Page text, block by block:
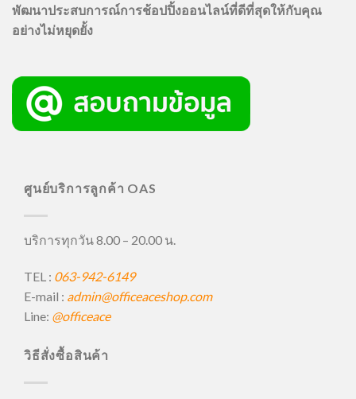
พัฒนาประสบการณ์การช้อปปิ้งออนไลน์ที่ดีที่สุดให้กับคุณ
อย่างไม่หยุดยั้ง
ศูนย์บริการลูกค้า OAS
บริการทุกวัน 8.00 – 20.00 น.
TEL : 063-942-6149
E-mail : admin@officeaceshop.com
Line: @officeace
วิธีสั่งซื้อสินค้า